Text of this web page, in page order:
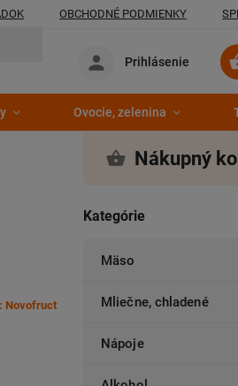
OBCHODNÉ PODMIENKY
Prihlásenie
Ovocie, zelenina
Nákupný
Kategórie
Mäso
Mliečne, chladené
Nápoje
Novofruct